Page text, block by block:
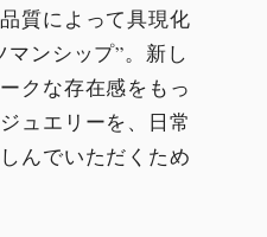
質によって具現化
ンシップ”。新し
クな存在感をもっ
ュエリーを、日常
んでいただくため